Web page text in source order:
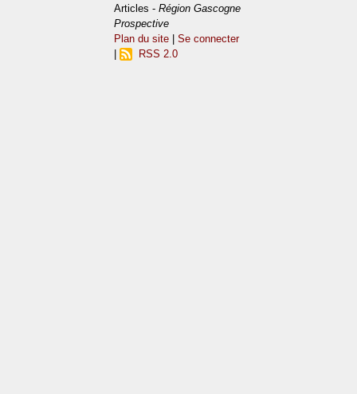
Articles -Région Gascogne
Prospective
Plan du site |Se connecter
RSS 2.0